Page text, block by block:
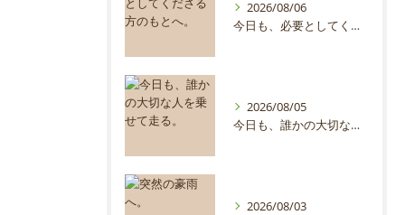
2026/08/06
今日も、必要としてくださる方のもとへ。
2026/08/05
今日も、誰かの大切な人を乗せて走る。
2026/08/03